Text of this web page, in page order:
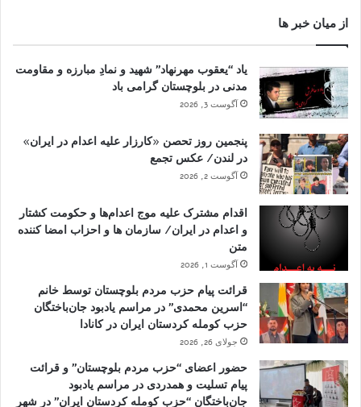
از میان خبر ها
یاد “یعقوب مهرنهاد” شهید و نمادِ مبارزه و مقاومت
مدنی در بلوچستان گرامی باد
آگوست 3, 2026
پنجمین روز تحصن «کارزار علیه اعدام در ایران»
در لندن/ عکس تجمع
آگوست 2, 2026
اقدام مشترک علیه موج اعدام‌ها و حکومت کشتار
و اعدام در ایران/ سازمان ها و احزاب امضا کننده
متن
آگوست 1, 2026
قرائت پیام حزب مردم بلوچستان توسط خانم
“اسرین محمدی” در مراسم یادبود جان‌باختگان
حزب کومله کردستان ایران در کانادا
جولای 26, 2026
حضور اعضای “حزب مردم بلوچستان” و قرائت
پیام تسلیت و همدردی در مراسم یادبود
جان‌باختگان “حزب کومله کردستان ایران” در شهر